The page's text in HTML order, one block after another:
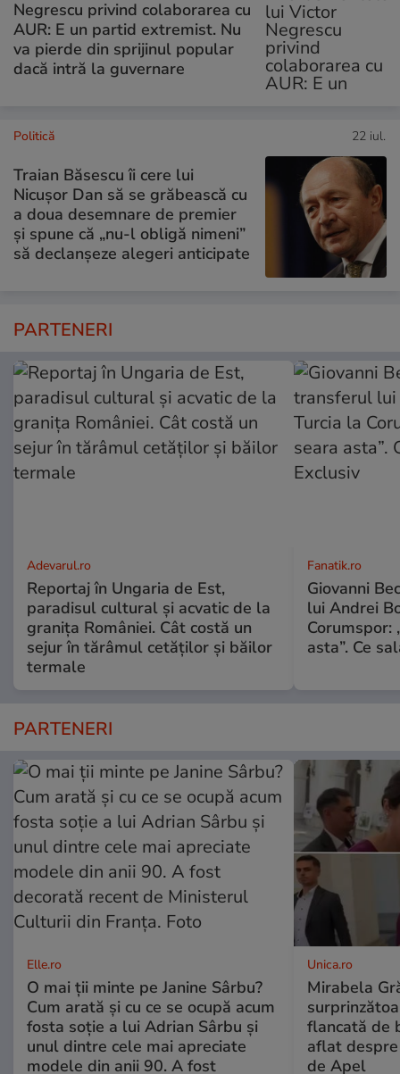
Negrescu privind colaborarea cu
AUR: E un partid extremist. Nu
va pierde din sprijinul popular
dacă intră la guvernare
Politică 22 iul.
Traian Băsescu îi cere lui
Nicușor Dan să se grăbească cu
a doua desemnare de premier
și spune că „nu-l obligă nimeni”
să declanșeze alegeri anticipate
PARTENERI
Adevarul.ro
Reportaj în Ungaria de Est,
paradisul cultural și acvatic de la
granița României. Cât costă un
sejur în tărâmul cetăților și băilor
termale
Fanatik.ro
Giovanni
lui Andrei
Corumspor:
asta”. Ce
PARTENERI
Elle.ro
O mai ții minte pe Janine Sârbu?
Cum arată și cu ce se ocupă acum
fosta soție a lui Adrian Sârbu și
unul dintre cele mai apreciate
modele din anii 90. A fost
Unica.ro
Mirabela
flancată de
aflat
de Apel